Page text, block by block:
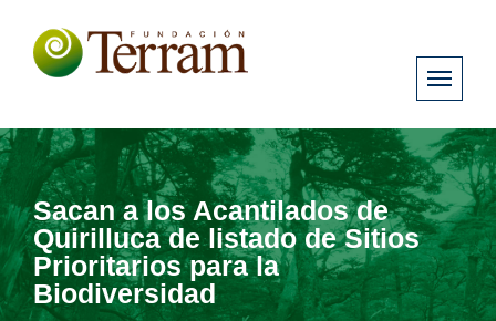
Sacan a los Acantilados de
Quirilluca de listado de Sitios
Prioritarios para la
Biodiversidad